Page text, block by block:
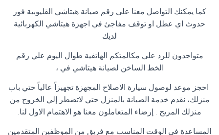
كما يمكنك التواصل معنا على رقم صيانة هيتاشي القليوبية فور
حدوث اي عطل او توقف مفاجئ في اجهزة هيتاشي الكهربائية
لديك
متواجدون للرد علي مكالمتكم الهاتفية طوال اليوم علي رقم
الخط الساخن لصيانة هيتاشي في ،
احجز موعد لوصول سيارة الاصلاح المجهزة تجهيزاً عالياً حتي باب
منزلك، نقدم خدمة الصيانة بالمنزل حتي لاتضطر إلي الخروج من
منزلك المريح . إرضاء المتعاملون معنا هو الاهتمام الاول لنا.
المساعدة في الوقت المناسب مع فريق من الموظفين المتقدمين